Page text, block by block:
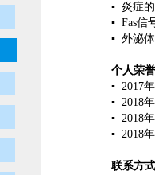
▪ 炎症的
▪ Fas信
▪ 外泌体
个人荣
▪ 2017
▪ 2018
▪ 2018
▪ 2018
联系方